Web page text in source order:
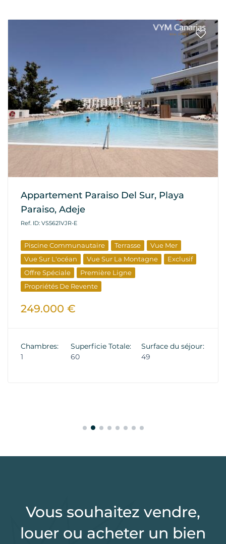
Appartement Paraiso Del Sur, Playa
Paraiso, Adeje
Ref. ID: VS5621VJR-E
Piscine Communautaire Terrasse
Vue Mer
Vue Sur L'océan
Vue Sur La Montagne
Exclusif
Offre Spéciale
Première Ligne
Propriétés De Revente
249.000 €
Chambres:
1
Superficie Totale:
60
Surface du séjour:
49
Vous souhaitez vendre,
louer ou acheter un bien